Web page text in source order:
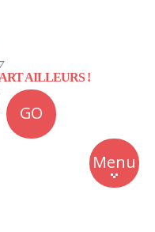
AILLEURS !
GO
Menu
Insolite
Business